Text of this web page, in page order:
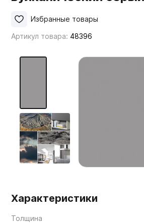
Мой ЭГГЕР
Мебельные образцы, каталоги
Артикул товара: 48396
Избранные товары
Характеристики
Толщина